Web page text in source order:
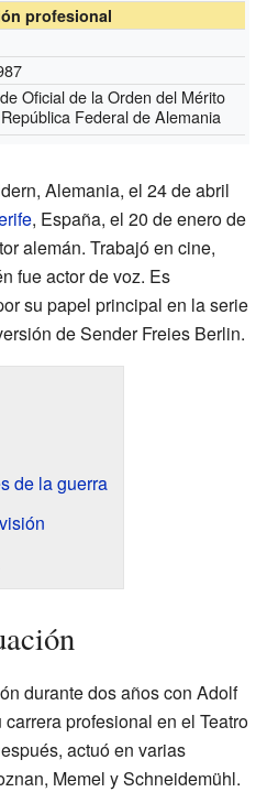
profesional
Oficial de la Orden del Mérito
Federal de Alemania
Alemania, el 24 de abril
, España, el 20 de enero de
alemán. Trabajó en cine,
fue actor de voz. Es
su papel principal en la serie
de Sender Freies Berlin.
de la guerra
durante dos años con Adolf
profesional en el Teatro
actuó en varias
Memel y Schneidemühl.